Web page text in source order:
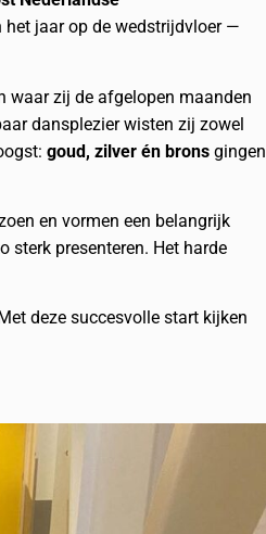
het jaar op de wedstrijdvloer —
waar zij de afgelopen maanden
dansplezier wisten zij zowel
goud, zilver én brons gingen
en vormen een belangrijk
sterk presenteren. Het harde
deze succesvolle start kijken